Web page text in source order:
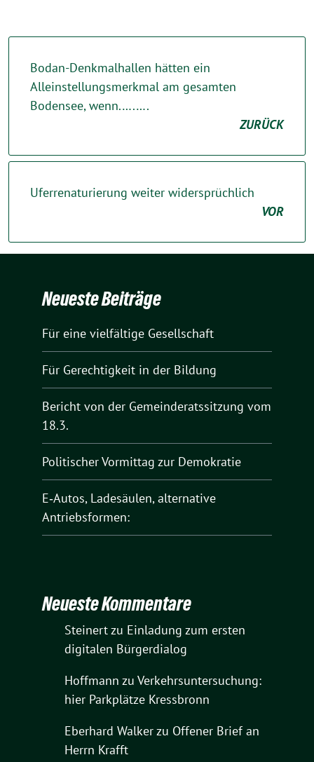
Bodan-Denkmalhallen hätten ein
Alleinstellungsmerkmal am gesamten
Bodensee, wenn.….….
ZURÜCK
Uferrenaturierung weiter widersprüchlich
VOR
Neueste Beiträge
Für eine vielfältige Gesellschaft
Für Gerechtigkeit in der Bildung
Bericht von der Gemeinderatssitzung vom
18.3.
Politischer Vormittag zur Demokratie
E‑Autos, Ladesäulen, alternative
Antriebsformen:
Neueste Kommentare
Steinertzu Einladung zum ersten
digitalen Bürgerdialog
Hoffmann zu Verkehrsuntersuchung:
hier Parkplätze Kressbronn
Eberhard Walkerzu Offener Brief an
Herrn Krafft